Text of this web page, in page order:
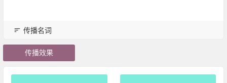
传播名词
传播效果